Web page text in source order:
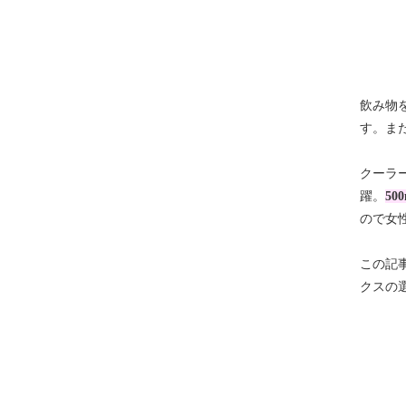
飲み物
す。ま
クーラ
躍。
ので女
この記
クスの